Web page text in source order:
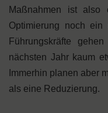
Maßnahmen ist also
Optimierung noch ein
Führungskräfte
nächsten Jahr kaum
Immerhin planen aber
als eine Reduzierung.